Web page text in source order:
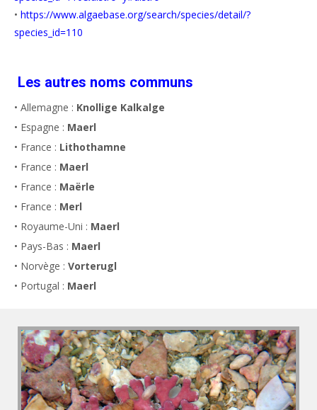
• https://www.algaebase.org/search/species/detail/?
species_id=110
Les autres noms communs
• Allemagne : Knollige Kalkalge
• Espagne : Maerl
• France : Lithothamne
• France : Maerl
• France : Maërle
• France : Merl
• Royaume-Uni : Maerl
• Pays-Bas : Maerl
• Norvège : Vorterugl
• Portugal : Maerl